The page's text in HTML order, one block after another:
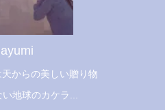
からの美しい贈り物
地球のカケラ...